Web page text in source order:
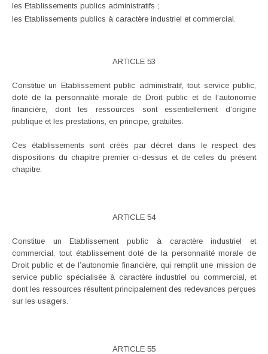
les Etablissements publics administratifs ;
les Etablissements publics à caractère industriel et commercial.
ARTICLE 53
Constitue un Etablissement public administratif, tout service public,
doté de la personnalité morale de Droit public et de l’autonomie
financière, dont les ressources sont essentiellement d’origine
publique et les prestations, en principe, gratuites.
Ces établissements sont créés par décret dans le respect des
dispositions du chapitre premier ci-dessus et de celles du présent
chapitre.
ARTICLE 54
Constitue un Etablissement public à caractère industriel et
commercial, tout établissement doté de la personnalité morale de
Droit public et de l’autonomie financière, qui remplit une mission de
service public spécialisée à caractère industriel ou commercial, et
dont les ressources résultent principalement des redevances perçues
sur les usagers.
ARTICLE 55